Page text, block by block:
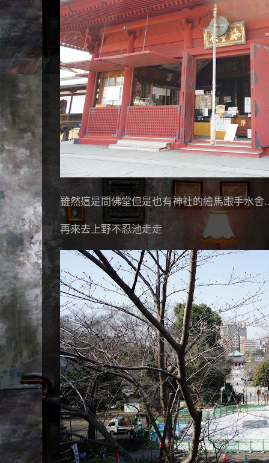
雖然這是間佛堂但是也有神社的繪馬跟手水舍
再來去上野不忍池走走